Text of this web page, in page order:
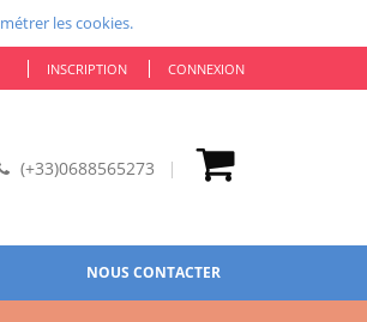
les cookies.
INSCRIPTION CONNEXION
(+33)0688565273
NOUS CONTACTER